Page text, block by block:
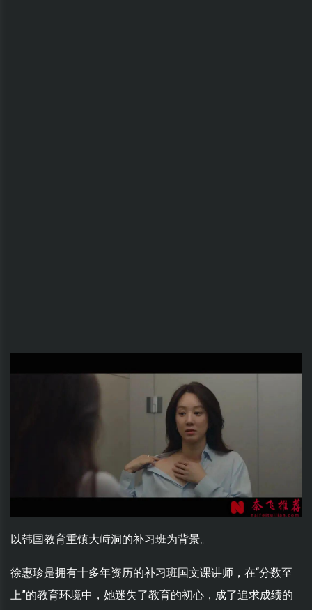
以韩国教育重镇大峙洞的补习班为背景。
徐惠珍是拥有十多年资历的补习班国文课讲师，在“分数至
上”的教育环境中，她迷失了教育的初心，成了追求成绩的